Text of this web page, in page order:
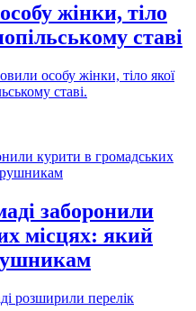
жінки, тіло
ставі
особу жінки, тіло якої
ставі.
заборонили
місцях: який
розширили перелік